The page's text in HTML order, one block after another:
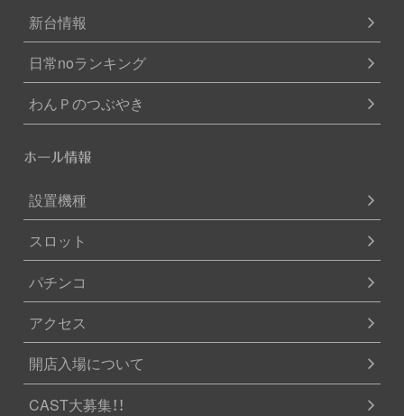
新台情報
日常noランキング
わんＰのつぶやき
ホール情報
設置機種
スロット
パチンコ
アクセス
開店入場について
CAST大募集！！